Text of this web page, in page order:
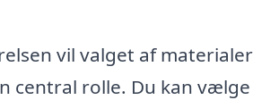
vil valget af materialer
central rolle. Du kan vælge